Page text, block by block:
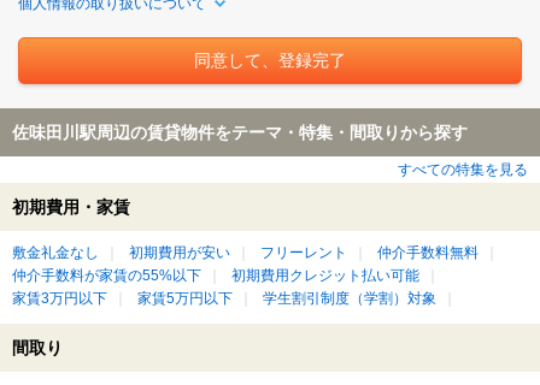
個人情報の取り扱いについて
佐味田川駅周辺の賃貸物件をテーマ・特集・間取りから探す
すべての特集を見る
初期費用・家賃
敷金礼金なし 初期費用が安い フリーレント
仲介手数料無料
仲介手数料が家賃の55%以下
初期費用クレジット払い可能
家賃3万円以下
家賃5万円以下 学生割引制度（学割）対象
間取り